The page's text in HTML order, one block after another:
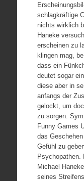
schlagkräftige
nichts wirklich
Haneke
erscheinen zu
klingen mag,
dass ein
deutet sogar
diese aber in
anfangs der
gelockt, um
zu sorgen.
Funny Games
das
Gefühl zu
Psychopathen.
Michael
seines